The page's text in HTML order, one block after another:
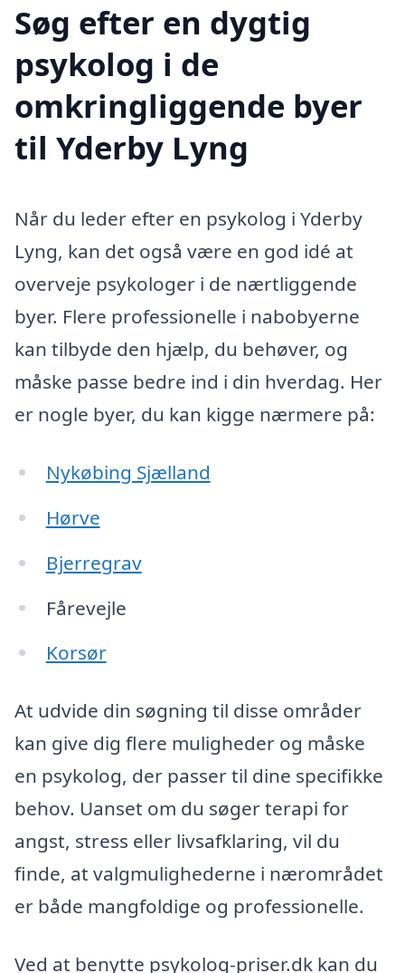
Søg efter en dygtig
psykolog i de
omkringliggende byer
til Yderby Lyng
Når du leder efter en psykolog i Yderby
Lyng, kan det også være en god idé at
overveje psykologer i de nærtliggende
byer. Flere professionelle i nabobyerne
kan tilbyde den hjælp, du behøver, og
måske passe bedre ind i din hverdag. Her
er nogle byer, du kan kigge nærmere på:
Nykøbing Sjælland
Hørve
Bjerregrav
Fårevejle
Korsør
At udvide din søgning til disse områder
kan give dig flere muligheder og måske
en psykolog, der passer til dine specifikke
behov. Uanset om du søger terapi for
angst, stress eller livsafklaring, vil du
finde, at valgmulighederne i nærområdet
er både mangfoldige og professionelle.
Ved at benytte psykolog-priser.dk kan du